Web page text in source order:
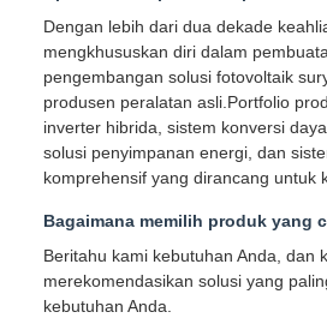
Dengan lebih dari dua dekade
mengkhususkan diri dalam
pengembangan solusi fotovoltaik
produsen peralatan asli.Portfolio
inverter hibrida, sistem konversi
solusi penyimpanan energi, dan
komprehensif yang dirancang untuk
Bagaimana memilih produk yang
Beritahu kami kebutuhan Anda, dan
merekomendasikan solusi yang
kebutuhan Anda.